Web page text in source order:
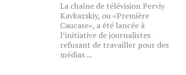
La chaîne de télévision Perviy
Kavkazskiy, ou «Première
Caucase», a été lancée à
l’initiative de journalistes
refusant de travailler pour des
médias ...